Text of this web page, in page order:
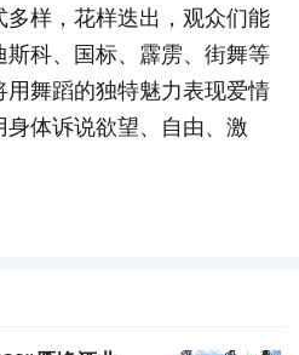
样，花样迭出，观众们能
科、国标、霹雳、街舞等
舞蹈的独特魅力表现爱情
体诉说欲望、自由、激